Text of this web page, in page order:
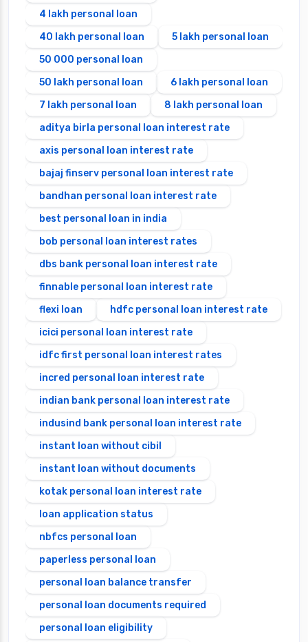
4 lakh personal loan
40 lakh personal loan
5 lakh personal loan
50 000 personal loan
50 lakh personal loan
6 lakh personal loan
7 lakh personal loan
8 lakh personal loan
aditya birla personal loan interest rate
axis personal loan interest rate
bajaj finserv personal loan interest rate
bandhan personal loan interest rate
best personal loan in india
bob personal loan interest rates
dbs bank personal loan interest rate
finnable personal loan interest rate
flexi loan
hdfc personal loan interest rate
icici personal loan interest rate
idfc first personal loan interest rates
incred personal loan interest rate
indian bank personal loan interest rate
indusind bank personal loan interest rate
instant loan without cibil
instant loan without documents
kotak personal loan interest rate
loan application status
nbfcs personal loan
paperless personal loan
personal loan balance transfer
personal loan documents required
personal loan eligibility